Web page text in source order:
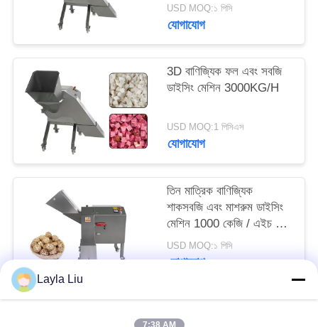
অনুরোধ
করুন
গোপনীয়তা
USD MOQ:১ পিসি
যোগাযোগ
3D বাণিজ্যিক ফল এবং সবজি
ডাইসিং মেশিন 3000KG/H
USD MOQ:1 পিসিএস
যোগাযোগ
তিন মাত্রিক বাণিজ্যিক
শাকসবজি এবং মাশরুম ডাইসিং
মেশিন 1000 কেজি / এইচ বড়
ইনলেট সঙ্গে
USD MOQ:১ পিসি
যোগাযোগ
Layla Liu
7:38 AM